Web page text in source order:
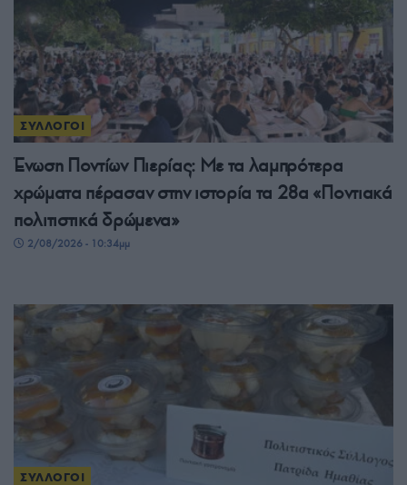
ΣΥΛΛΟΓΟΙ
Ένωση Ποντίων Πιερίας: Με τα λαμπρότερα
χρώματα πέρασαν στην ιστορία τα 28α «Ποντιακά
πολιτιστικά δρώμενα»
2/08/2026 - 10:34μμ
ΣΥΛΛΟΓΟΙ